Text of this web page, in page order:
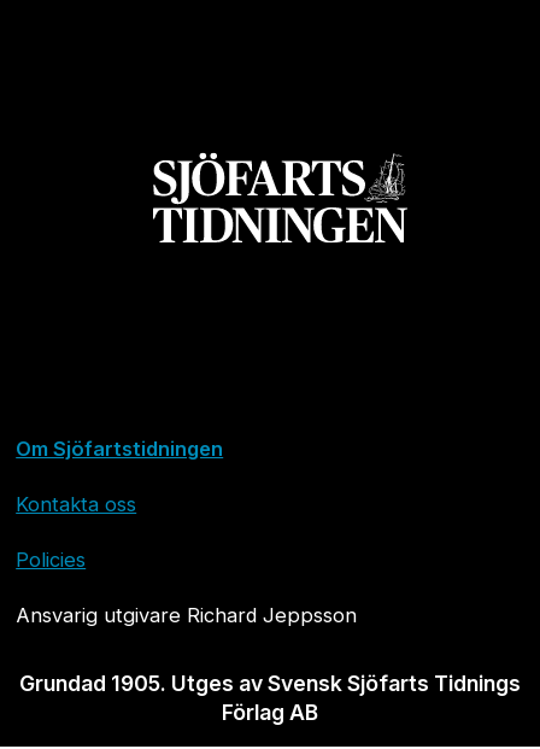
Om Sjöfartstidningen
Kontakta oss
Policies
Ansvarig utgivare Richard Jeppsson
Grundad 1905. Utges av Svensk Sjöfarts Tidnings
Förlag AB